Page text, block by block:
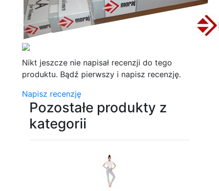
Nikt jeszcze nie napisał recenzji do tego
produktu. Bądź pierwszy i napisz recenzję.
Napisz recenzję
Pozostałe produkty z
kategorii